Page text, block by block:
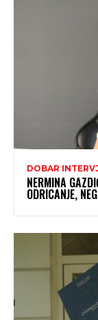
DOBAR
NERMINA
ODRICANJE,